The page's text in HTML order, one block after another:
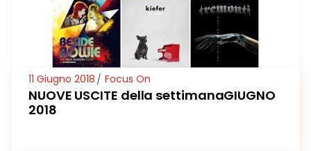
11 Giugno 2018 Focus On
NUOVE USCITE della settimanaGIUGNO
2018